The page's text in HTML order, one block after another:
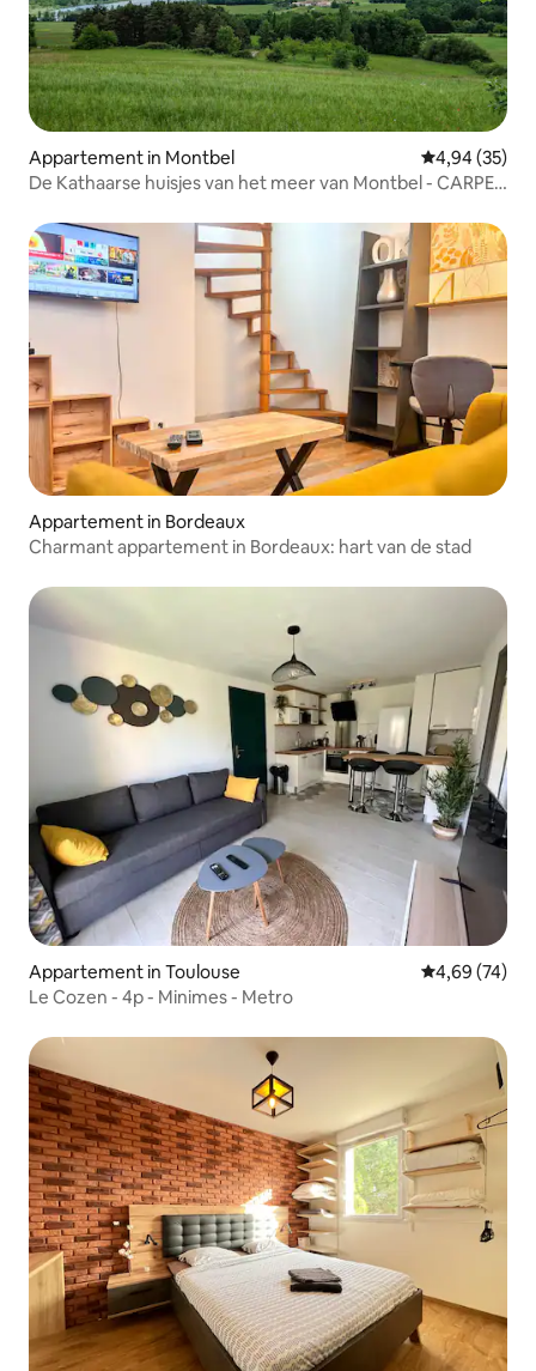
Appartement in Montbel Gemiddelde
4,94 (35)
De Kathaarse huisjes van het meer van Montbel - CARPE
Appartement in Bordeaux
Charmant appartement in Bordeaux: hart van de stad
Appartement in Toulouse Gemiddelde
4,69 (74)
Le Cozen - 4p - Minimes - Metro